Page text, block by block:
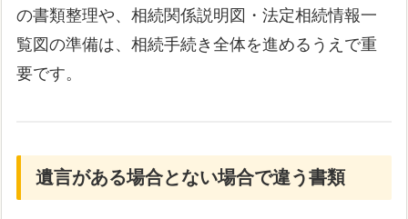
の書類整理や、相続関係説明図・法定相続情報一
覧図の準備は、相続手続き全体を進めるうえで重
要です。
遺言がある場合とない場合で違う書類